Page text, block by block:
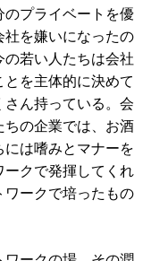
のプライベートを優
社を嫌いになったの
若い人たちは会社
を主体的に決めて
ん持っている。会
ちの企業では、お酒
には嗜みとマナーを
ークで発揮してくれ
ワークで培ったもの